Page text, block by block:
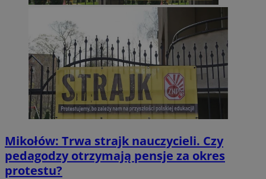
Mikołów: Trwa strajk nauczycieli. Czy
pedagodzy otrzymają pensje za okres
protestu?